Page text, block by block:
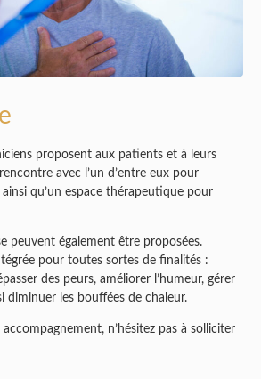
proposent aux patients et à leurs
avec l’un d’entre eux pour
qu’un espace thérapeutique pour
peuvent également être proposées.
pour toutes sortes de finalités :
des peurs, améliorer l’humeur, gérer
diminuer les bouffées de chaleur.
n’hésitez pas à solliciter